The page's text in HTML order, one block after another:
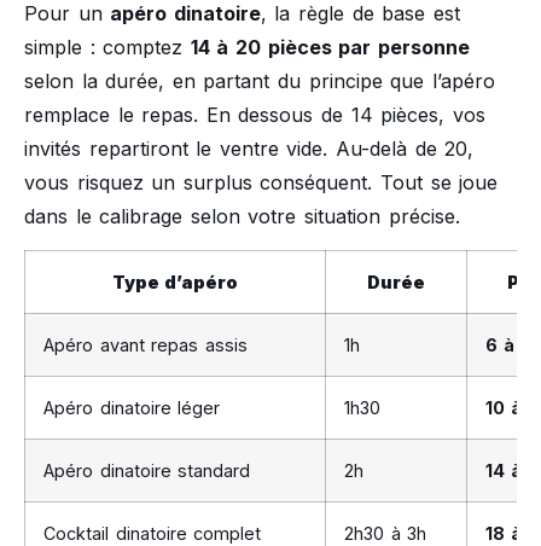
Pour un apéro dinatoire, la règle de base est
simple : comptez 14 à 20 pièces par personne
selon la durée, en partant du principe que l’apéro
remplace le repas. En dessous de 14 pièces, vos
invités repartiront le ventre vide. Au-delà de 20,
vous risquez un surplus conséquent. Tout se joue
dans le calibrage selon votre situation précise.
Type d’apéro Durée
Apéro avant repas assis 1h 6 à
Apéro dinatoire léger 1h30 10 à
Apéro dinatoire standard 2h 14 à
Cocktail dinatoire complet 2h30 à 3h 18 à